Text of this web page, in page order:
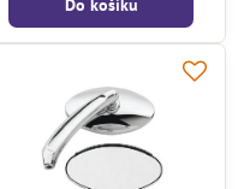
Do košíku